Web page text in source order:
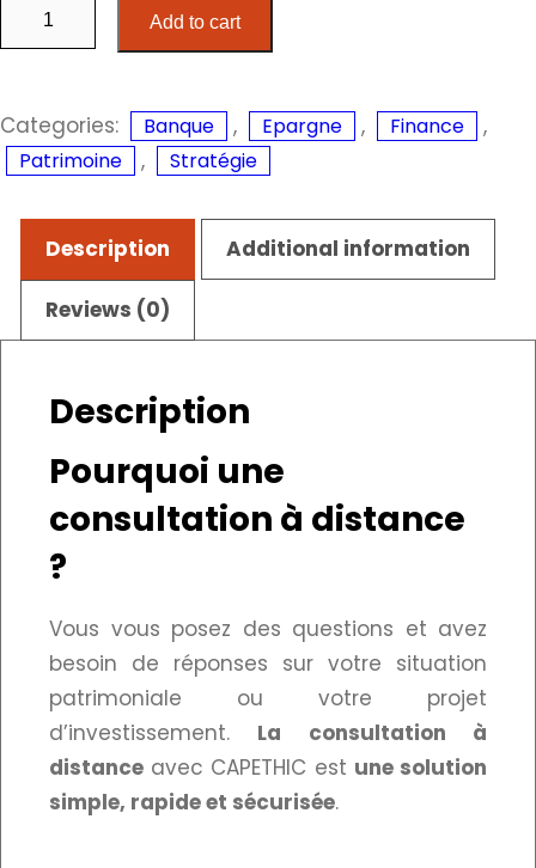
Add to cart
Categories: Banque , Epargne , Finance ,
Patrimoine , Stratégie
Description Additional information
Reviews (0)
Description
Pourquoi une
consultation à distance
?
Vous vous posez des questions et avez
besoin de réponses sur votre situation
patrimoniale ou votre projet
d’investissement. La consultation à
distance avec CAPETHIC est une solution
simple, rapide et sécurisée.